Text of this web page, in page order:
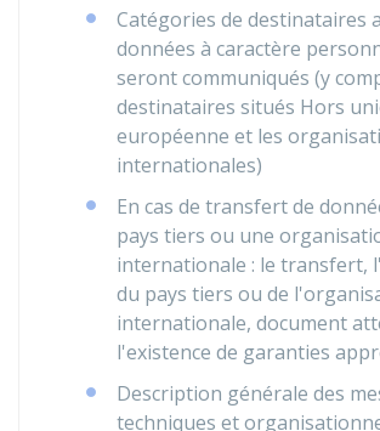
Catégories de destinataires
données à caractère
seront communiqués (y
destinataires situés Hors
européenne et les
internationales)
En cas de transfert de
pays tiers ou une
internationale : le transfert,
du pays tiers ou de
internationale, document
l'existence de garanties
Description générale des
techniques et